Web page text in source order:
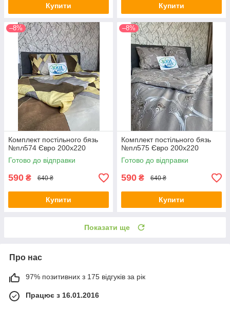
Купити Купити
–8%
Комплект постільного бязь
№пл574 Євро 200х220
Готово до відправки
590 ₴ 640 ₴
Купити
–8%
Комплект постільного бязь
№пл575 Євро 200х220
Готово до відправки
590 ₴ 640 ₴
Купити
Показати ще
Про нас
97% позитивних з 175 відгуків за рік
Працює з 16.01.2016